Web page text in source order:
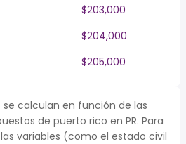
$203,000
$204,000
$205,000
se calculan en función de las
de puerto rico en PR. Para
variables (como el estado civil